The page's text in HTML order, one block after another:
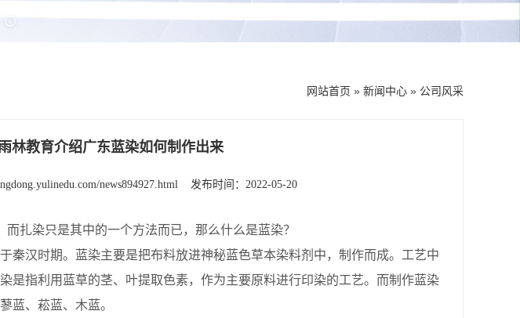
网站首页 » 新闻中心 » 公司风采
林教育介绍广东蓝染如何制作出来
news894927.html 发布时间：2022-05-20
扎染只是其中的一个方法而已，那么什么是蓝染？
秦汉时期。蓝染主要是把布料放进神秘蓝色草本染料剂中，制作而成。工艺中
是指利用蓝草的茎、叶提取色素，作为主要原料进行印染的工艺。而制作蓝染
蓝、菘蓝、木蓝。